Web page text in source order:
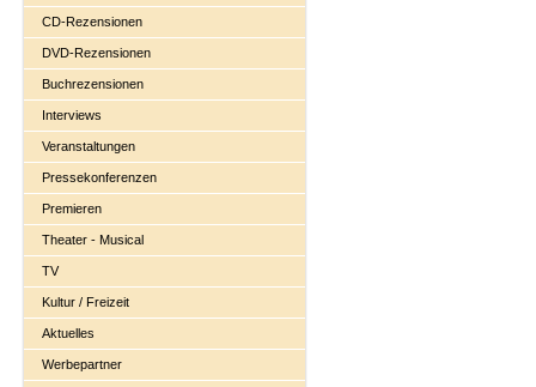
CD-Rezensionen
DVD-Rezensionen
Buchrezensionen
Interviews
Veranstaltungen
Pressekonferenzen
Premieren
Theater - Musical
TV
Kultur / Freizeit
Aktuelles
Werbepartner